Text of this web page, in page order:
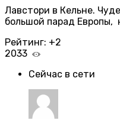
Лавстори в Кельне.
большой парад Европы,
Рейтинг: +2
2033
Сейчас в сети